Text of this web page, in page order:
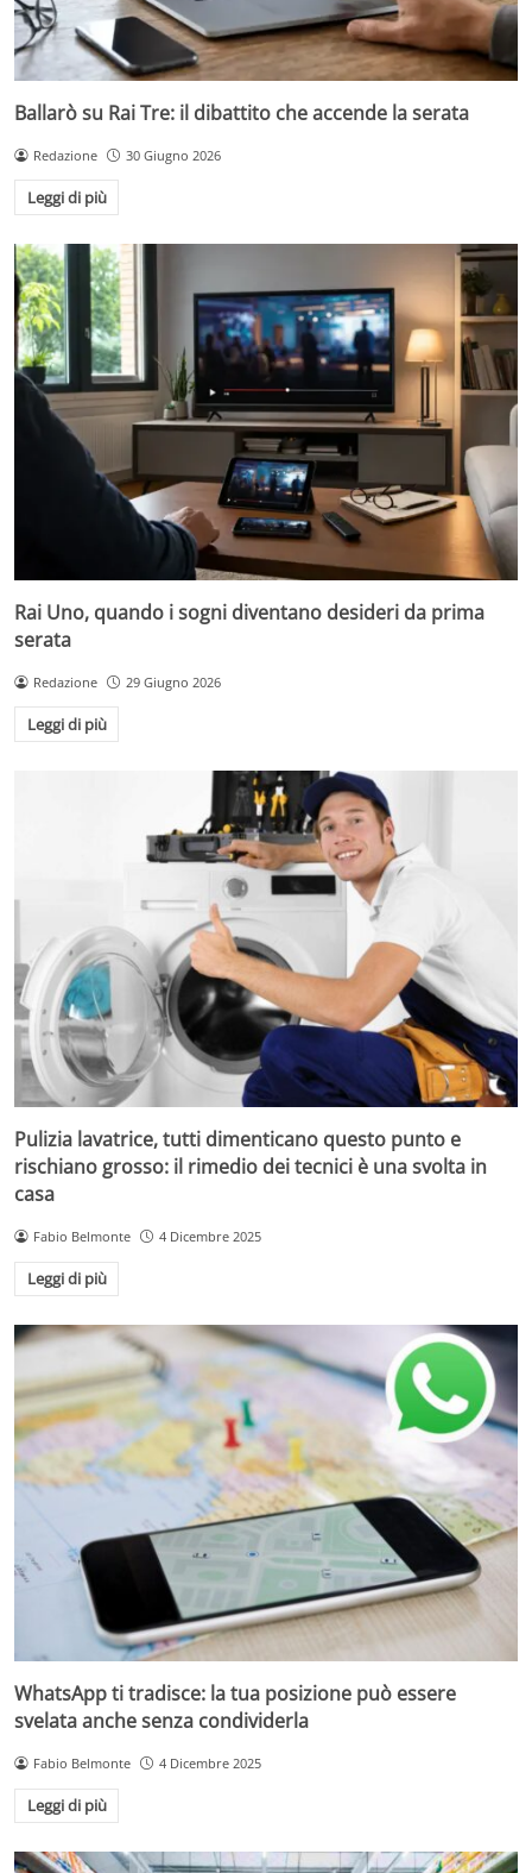
Ballarò su Rai Tre: il dibattito che accende la serata
Redazione 30 Giugno 2026
Leggi di più
Rai Uno, quando i sogni diventano desideri da prima
serata
Redazione 29 Giugno 2026
Leggi di più
Pulizia lavatrice, tutti dimenticano questo punto e
rischiano grosso: il rimedio dei tecnici è una svolta in
casa
Fabio Belmonte 4 Dicembre 2025
Leggi di più
WhatsApp ti tradisce: la tua posizione può essere
svelata anche senza condividerla
Fabio Belmonte 4 Dicembre 2025
Leggi di più